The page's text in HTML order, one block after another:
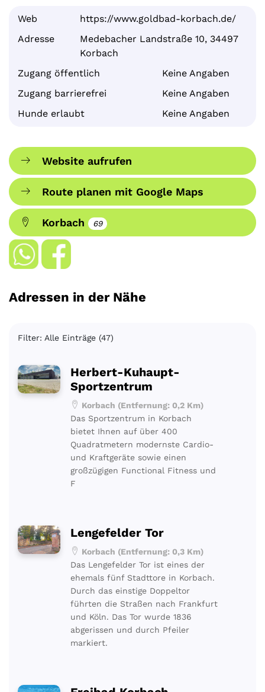
Web
https://www.goldbad-korbach.de/
Adresse
Medebacher Landstraße 10, 34497
Korbach
Zugang öffentlich
Keine Angaben
Zugang barrierefrei
Keine Angaben
Hunde erlaubt
Keine Angaben
Website aufrufen
Route planen mit Google Maps
Korbach 69
Adressen in der Nähe
Filter: Alle Einträge (47)
Herbert-Kuhaupt-
Sportzentrum
Korbach (Entfernung: 0,2 Km)
Das Sportzentrum in Korbach
bietet Ihnen auf über 400
Quadratmetern modernste Cardio-
und Kraftgeräte sowie einen
großzügigen Functional Fitness und
F
Lengefelder Tor
Korbach (Entfernung: 0,3 Km)
Das Lengefelder Tor ist eines der
ehemals fünf Stadttore in Korbach.
Durch das einstige Doppeltor
führten die Straßen nach Frankfurt
und Köln. Das Tor wurde 1836
abgerissen und durch Pfeiler
markiert.